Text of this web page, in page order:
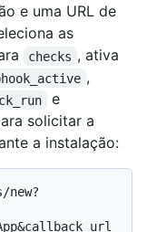
e uma URL de
as
checks , ativa
,
e
solicitar a
a instalação:
new?